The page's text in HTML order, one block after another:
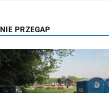
NIE PRZEGAP